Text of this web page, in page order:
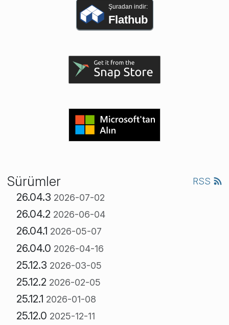
Şuradan indir:
Flathub
Sürümler RSS
26.04.3 2026-07-02
26.04.2 2026-06-04
26.04.1 2026-05-07
26.04.0 2026-04-16
25.12.3 2026-03-05
25.12.2 2026-02-05
25.12.1 2026-01-08
25.12.0 2025-12-11